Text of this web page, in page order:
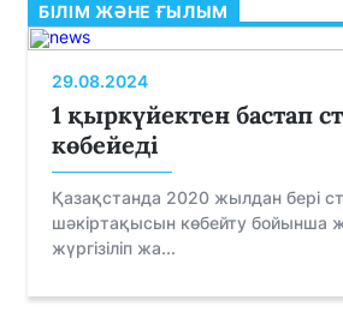
БІЛІМ ЖӘНЕ ҒЫЛЫМ
29.08.2024
1 қыркүйектен бастап
көбейеді
Қазақстанда 2020 жылдан бері
шәкіртақысын көбейту
жүргізіліп жа...